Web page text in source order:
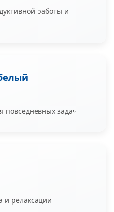
работы и
повседневных задач
и релаксации